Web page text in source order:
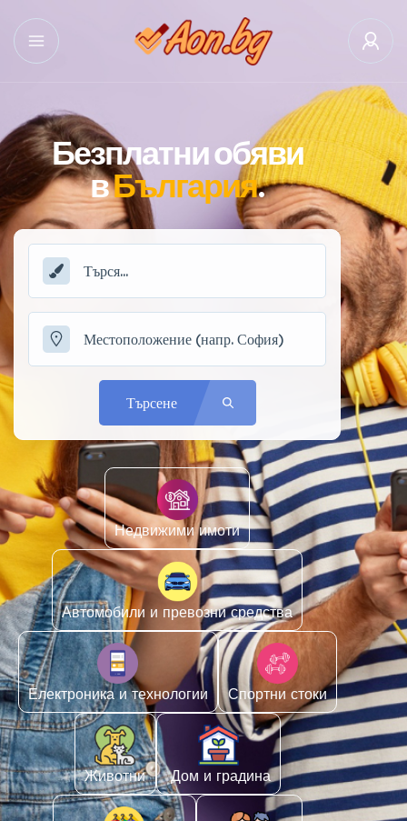
Безплатни обяви
вБългария.
Търсене
Недвижими имоти
Автомобили и превозни средства
Електроника и технологии Спортни стоки
Животни ️ Дом и градина